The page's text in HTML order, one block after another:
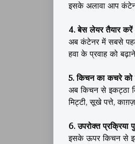
इसके अलावा आप
4. बेस लेयर तैयार करें
अब कंटेनर में सबसे
हवा के प्रवाह को
5. किचन का कचरे
अब किचन से इकट्ठा
मिट्टी, सूखे पत्ते,
6. उपरोक्त प्रक्रिया
इसके ऊपर किचन से